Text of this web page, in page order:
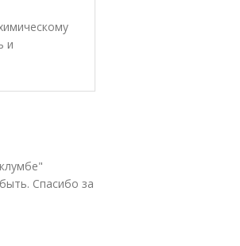
и
Спасибо за